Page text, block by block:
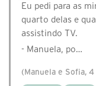
Eu pedi para as
quarto delas e
assistindo TV.
- Manuela, po…
(Manuela e Sofia, 4